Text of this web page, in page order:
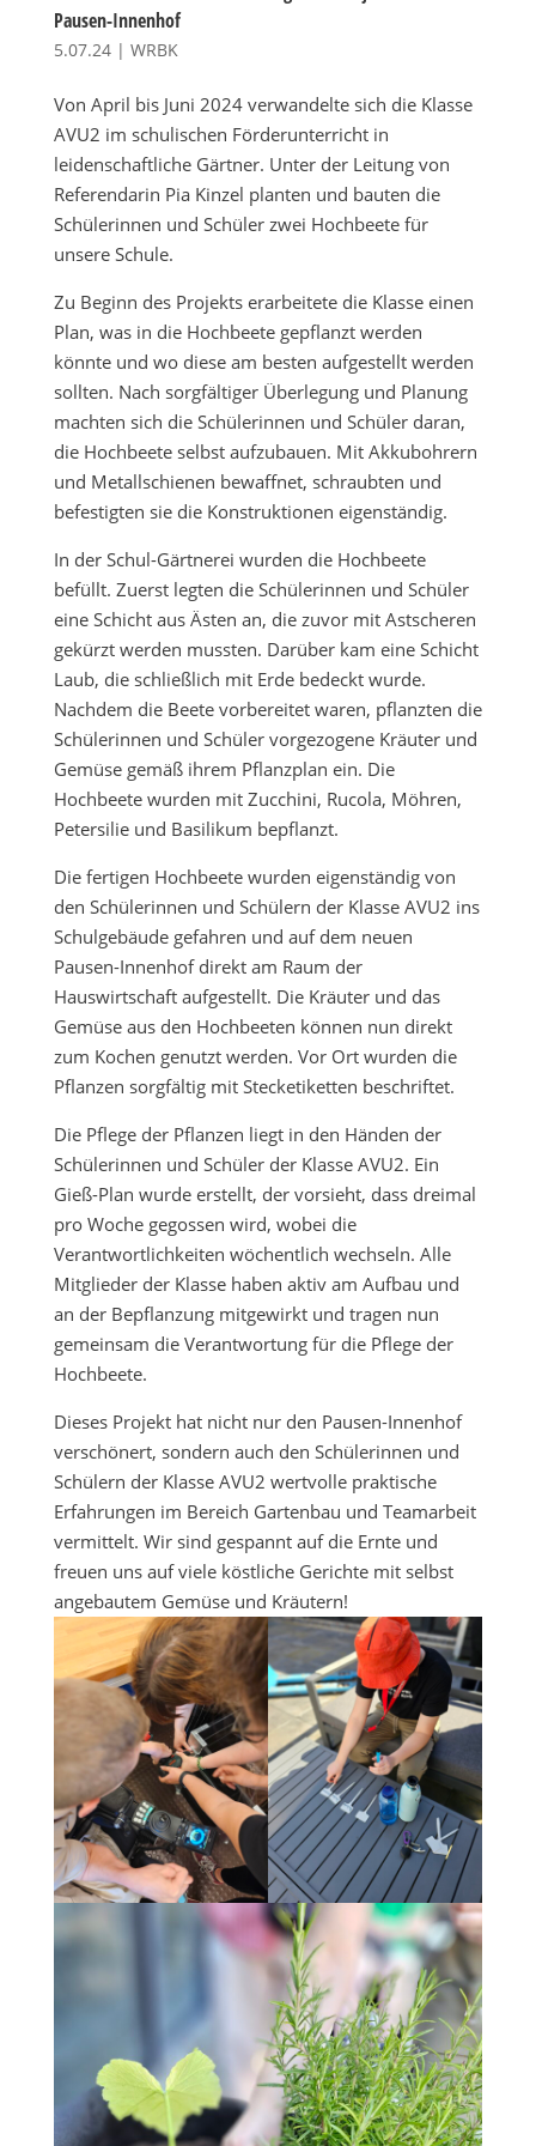
Pausen-Innenhof
5.07.24| WRBK
Von April bis Juni 2024 verwandelte sich die Klasse
AVU2 im schulischen Förderunterricht in
leidenschaftliche Gärtner. Unter der Leitung von
Referendarin Pia Kinzel planten und bauten die
Schülerinnen und Schüler zwei Hochbeete für
unsere Schule.
Zu Beginn des Projekts erarbeitete die Klasse einen
Plan, was in die Hochbeete gepflanzt werden
könnte und wo diese am besten aufgestellt werden
sollten. Nach sorgfältiger Überlegung und Planung
machten sich die Schülerinnen und Schüler daran,
die Hochbeete selbst aufzubauen. Mit Akkubohrern
und Metallschienen bewaffnet, schraubten und
befestigten sie die Konstruktionen eigenständig.
In der Schul-Gärtnerei wurden die Hochbeete
befüllt. Zuerst legten die Schülerinnen und Schüler
eine Schicht aus Ästen an, die zuvor mit Astscheren
gekürzt werden mussten. Darüber kam eine Schicht
Laub, die schließlich mit Erde bedeckt wurde.
Nachdem die Beete vorbereitet waren, pflanzten die
Schülerinnen und Schüler vorgezogene Kräuter und
Gemüse gemäß ihrem Pflanzplan ein. Die
Hochbeete wurden mit Zucchini, Rucola, Möhren,
Petersilie und Basilikum bepflanzt.
Die fertigen Hochbeete wurden eigenständig von
den Schülerinnen und Schülern der Klasse AVU2 ins
Schulgebäude gefahren und auf dem neuen
Pausen-Innenhof direkt am Raum der
Hauswirtschaft aufgestellt. Die Kräuter und das
Gemüse aus den Hochbeeten können nun direkt
zum Kochen genutzt werden. Vor Ort wurden die
Pflanzen sorgfältig mit Stecketiketten beschriftet.
Die Pflege der Pflanzen liegt in den Händen der
Schülerinnen und Schüler der Klasse AVU2. Ein
Gieß-Plan wurde erstellt, der vorsieht, dass dreimal
pro Woche gegossen wird, wobei die
Verantwortlichkeiten wöchentlich wechseln. Alle
Mitglieder der Klasse haben aktiv am Aufbau und
an der Bepflanzung mitgewirkt und tragen nun
gemeinsam die Verantwortung für die Pflege der
Hochbeete.
Dieses Projekt hat nicht nur den Pausen-Innenhof
verschönert, sondern auch den Schülerinnen und
Schülern der Klasse AVU2 wertvolle praktische
Erfahrungen im Bereich Gartenbau und Teamarbeit
vermittelt. Wir sind gespannt auf die Ernte und
freuen uns auf viele köstliche Gerichte mit selbst
angebautem Gemüse und Kräutern!